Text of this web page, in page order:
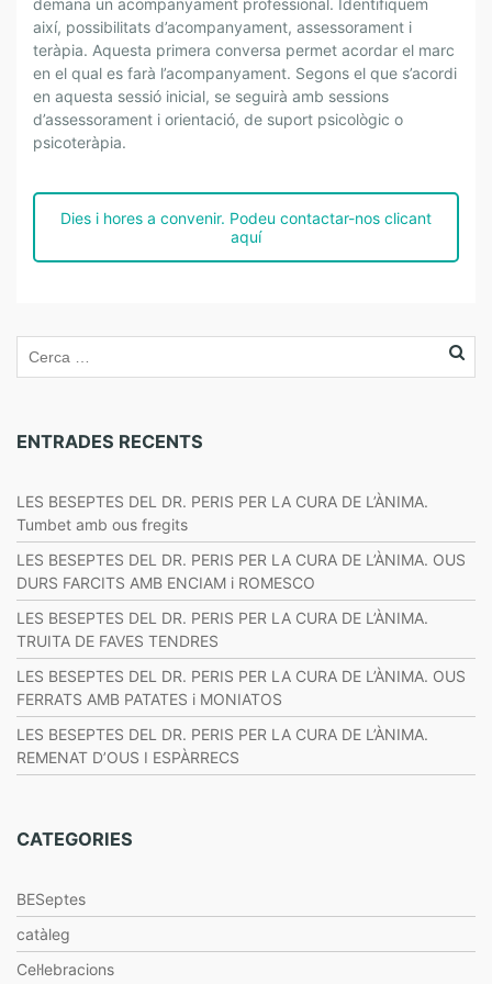
demana un acompanyament professional. Identifiquem
així, possibilitats d’acompanyament, assessorament i
teràpia. Aquesta primera conversa permet acordar el marc
en el qual es farà l’acompanyament. Segons el que s’acordi
en aquesta sessió inicial, se seguirà amb sessions
d’assessorament i orientació, de suport psicològic o
psicoteràpia.
Dies i hores a convenir. Podeu contactar-nos clicant
aquí
ENTRADES RECENTS
LES BESEPTES DEL DR. PERIS PER LA CURA DE L’ÀNIMA.
Tumbet amb ous fregits
LES BESEPTES DEL DR. PERIS PER LA CURA DE L’ÀNIMA. OUS
DURS FARCITS AMB ENCIAM i ROMESCO
LES BESEPTES DEL DR. PERIS PER LA CURA DE L’ÀNIMA.
TRUITA DE FAVES TENDRES
LES BESEPTES DEL DR. PERIS PER LA CURA DE L’ÀNIMA. OUS
FERRATS AMB PATATES i MONIATOS
LES BESEPTES DEL DR. PERIS PER LA CURA DE L’ÀNIMA.
REMENAT D’OUS I ESPÀRRECS
CATEGORIES
BESeptes
catàleg
Cel·lebracions